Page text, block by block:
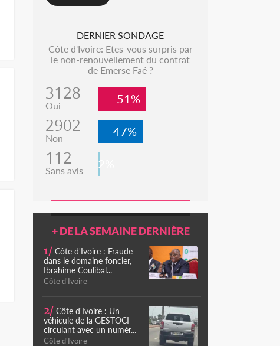
DERNIER SONDAGE
Côte d'Ivoire: Etes-vous surpris par
le non-renouvellement du contrat
de Emerse Faé ?
3128
Oui 51%
2902
Non 47%
112
Sans avis 2%
+ DE LA SEMAINE DERNIÈRE
1/ Côte d'Ivoire : Fraude
dans le domaine foncier,
Ibrahime Coulibal...
Côte d'Ivoire
2/ Côte d'Ivoire : Un
véhicule de la GESTOCI
circulant avec un numér...
Côte d'Ivoire